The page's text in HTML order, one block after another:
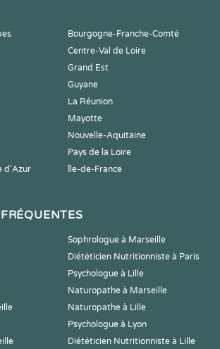
Bourgogne-Franche-Comté
Centre-Val de Loire
Grand Est
Guyane
La Réunion
Mayotte
Nouvelle-Aquitaine
Pays de la Loire
d'Azur
Île-de-France
Sophrologue à Marseille
Diététicien Nutritionniste à Paris
Psychologue à Lille
Naturopathe à Marseille
Naturopathe à Lille
Psychologue à Lyon
Diététicien Nutritionniste à Lille